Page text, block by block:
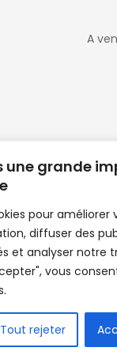
une grande
pour améliorer
diffuser des
et analyser notre
vous
Tout rejeter
A
de football en
de football |
| Match en direct | But |
Guinee | Match
| Senegal
en direct | Boxe |
Africasport | Clubs de